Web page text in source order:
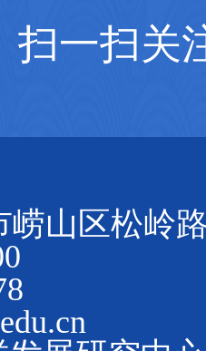
扫一扫关
崂山区松岭